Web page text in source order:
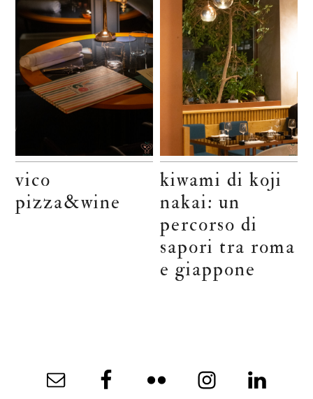
vico
pizza&wine
kiwami di koji
nakai: un
percorso di
sapori tra roma
e giappone